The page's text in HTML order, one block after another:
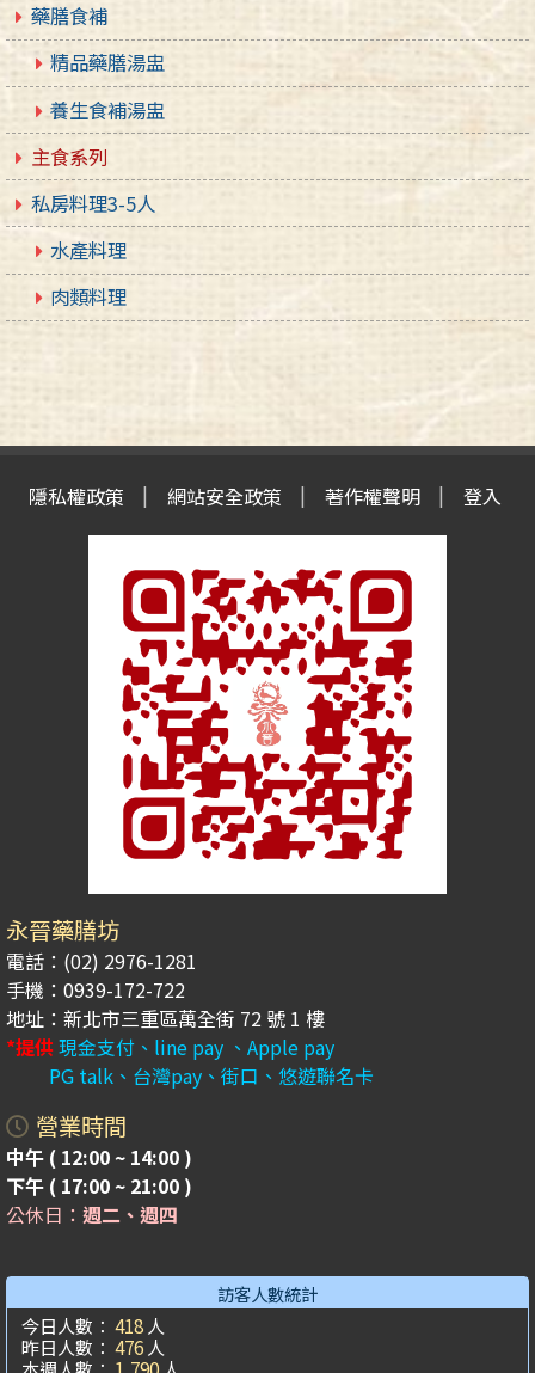
藥膳食補
精品藥膳湯盅
養生食補湯盅
主食系列
私房料理3-5人
水產料理
肉類料理
隱私權政策 網站安全政策 著作權聲明 登入
永晉藥膳坊
電話：(02) 2976-1281
手機：0939-172-722
地址：新北市三重區萬全街 72 號 1 樓
*提供現金支付、line pay 、Apple pay
PG talk、台灣pay、街口、悠遊聯名卡
營業時間
中午 ( 12:00 ~ 14:00 )
下午 ( 17:00 ~ 21:00 )
公休日： 週二、週四
訪客人數統計
今日人數： 418 人
昨日人數： 476 人